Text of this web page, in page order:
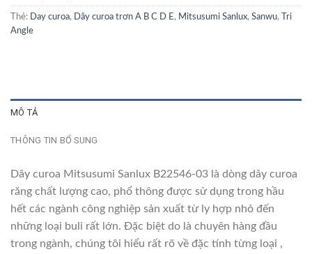
Thẻ: Day curoa, Dây curoa trơn A B C D E , Mitsusumi Sanlux, Sanwu,
Tri
Angle
MÔ TẢ
THÔNG TIN BỔ SUNG
Dây curoa Mitsusumi Sanlux B22546-03 là dòng dây curoa
răng chất lượng cao, phổ thông được sử dụng trong hầu
hết các ngành công nghiệp sản xuất từ ly hợp nhỏ đến
những loại buli rất lớn. Đặc biệt do là chuyên hàng đầu
trong ngành, chúng tôi hiểu rất rõ về đặc tính từng loại ,